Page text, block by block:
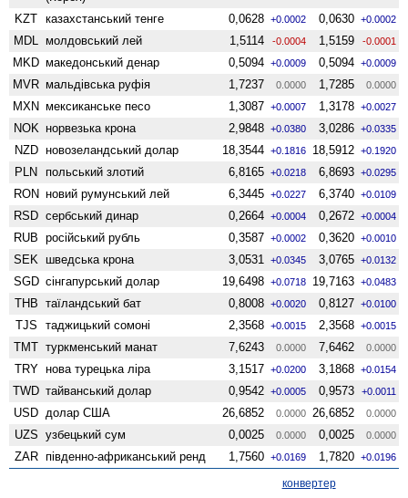
KZT
казахстанський тенге 0,0628 +0.0002 0,0630 +0.0002
MDL молдовський лей 1,5114 -0.0004 1,5159 -0.0001
MKD македонський денар 0,5094 +0.0009 0,5094 +0.0009
MVR мальдівська руфія 1,7237 0.0000 1,7285 0.0000
MXN мексиканське песо 1,3087 +0.0007 1,3178 +0.0027
NOK норвезька крона 2,9848 +0.0380 3,0286 +0.0335
NZD ново­зеландський долар 18,3544 +0.1816 18,5912 +0.1920
PLN польський злотий 6,8165 +0.0218 6,8693 +0.0295
RON новий румунський лей 6,3445 +0.0227 6,3740 +0.0109
RSD сербський динар 0,2664 +0.0004 0,2672 +0.0004
RUB російський рубль 0,3587 +0.0002 0,3620 +0.0010
SEK шведська крона 3,0531 +0.0345 3,0765 +0.0132
SGD сінгапурський долар 19,6498 +0.0718 19,7163 +0.0483
THB таїландський бат 0,8008 +0.0020 0,8127 +0.0100
TJS таджицький сомоні 2,3568 +0.0015 2,3568 +0.0015
TMT туркменський манат 7,6243 0.0000 7,6462 0.0000
TRY нова турецька ліра 3,1517 +0.0200 3,1868 +0.0154
TWD тайванський долар 0,9542 +0.0005 0,9573 +0.0011
USD долар США 26,6852 0.0000 26,6852 0.0000
UZS узбецький сум 0,0025 0.0000 0,0025 0.0000
ZAR південно-африканський ренд 1,7560 +0.0169 1,7820 +0.0196
конвертер